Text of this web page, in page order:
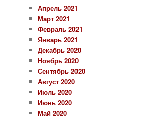
Апрель 2021
Март 2021
Февраль 2021
Январь 2021
Декабрь 2020
Ноябрь 2020
Сентябрь 2020
Август 2020
Июль 2020
Июнь 2020
Май 2020